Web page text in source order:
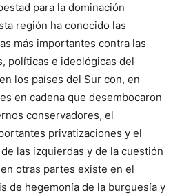
para la dominación
región ha conocido las
más importantes contra las
políticas e ideológicas del
los países del Sur con, en
en cadena que desembocaron
conservadores, el
privatizaciones y el
las izquierdas y de la cuestión
otras partes existe en el
de hegemonía de la burguesía y